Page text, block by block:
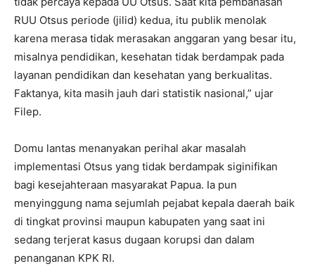
RUU Otsus periode (jilid) kedua, itu publik menolak
karena merasa tidak merasakan anggaran yang besar itu,
misalnya pendidikan, kesehatan tidak berdampak pada
layanan pendidikan dan kesehatan yang berkualitas.
Faktanya, kita masih jauh dari statistik nasional,” ujar
Filep.
Domu lantas menanyakan perihal akar masalah
implementasi Otsus yang tidak berdampak siginifikan
bagi kesejahteraan masyarakat Papua. Ia pun
menyinggung nama sejumlah pejabat kepala daerah baik
di tingkat provinsi maupun kabupaten yang saat ini
sedang terjerat kasus dugaan korupsi dan dalam
penanganan KPK RI.